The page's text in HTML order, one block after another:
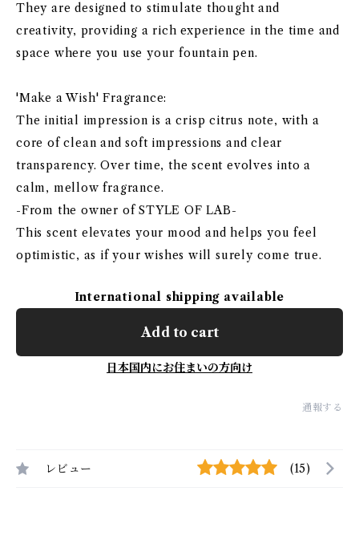
They are designed to stimulate thought and
creativity, providing a rich experience in the time and
space where you use your fountain pen.
'Make a Wish' Fragrance:
The initial impression is a crisp citrus note, with a
core of clean and soft impressions and clear
transparency. Over time, the scent evolves into a
calm, mellow fragrance.
-From the owner of STYLE OF LAB-
This scent elevates your mood and helps you feel
optimistic, as if your wishes will surely come true.
International shipping available
Add to cart
日本国内にお住まいの方向け
通報する
レビュー (15)